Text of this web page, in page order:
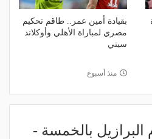
بقيادة أمين عمر.. طاقم تحكيم
مصري لمباراة الأهلي وأوكلاند
سيتي
منذ أسبوع
بالخمسة -